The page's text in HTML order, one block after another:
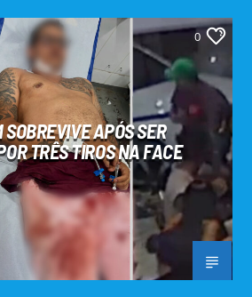
0
SOBREVIVE APÓS SER
TRÊS TIROS NA FACE